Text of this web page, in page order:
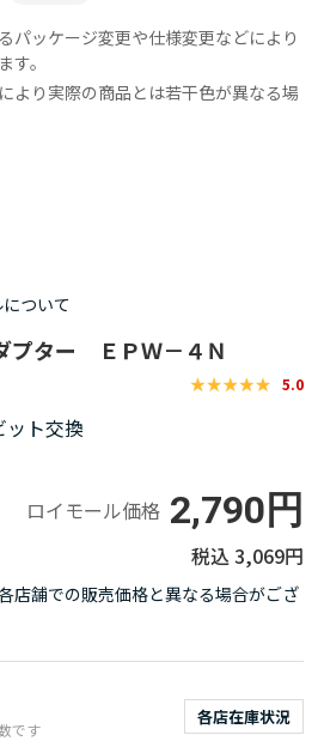
パッケージ変更や仕様変更などにより
。
より実際の商品とは若干色が異なる場
ついて
プター ＥＰＷ－４Ｎ
5.0
ット交換
ロイモール価格 2,790円
3,069円
店舗での販売価格と異なる場合がござ
各店在庫状況
です